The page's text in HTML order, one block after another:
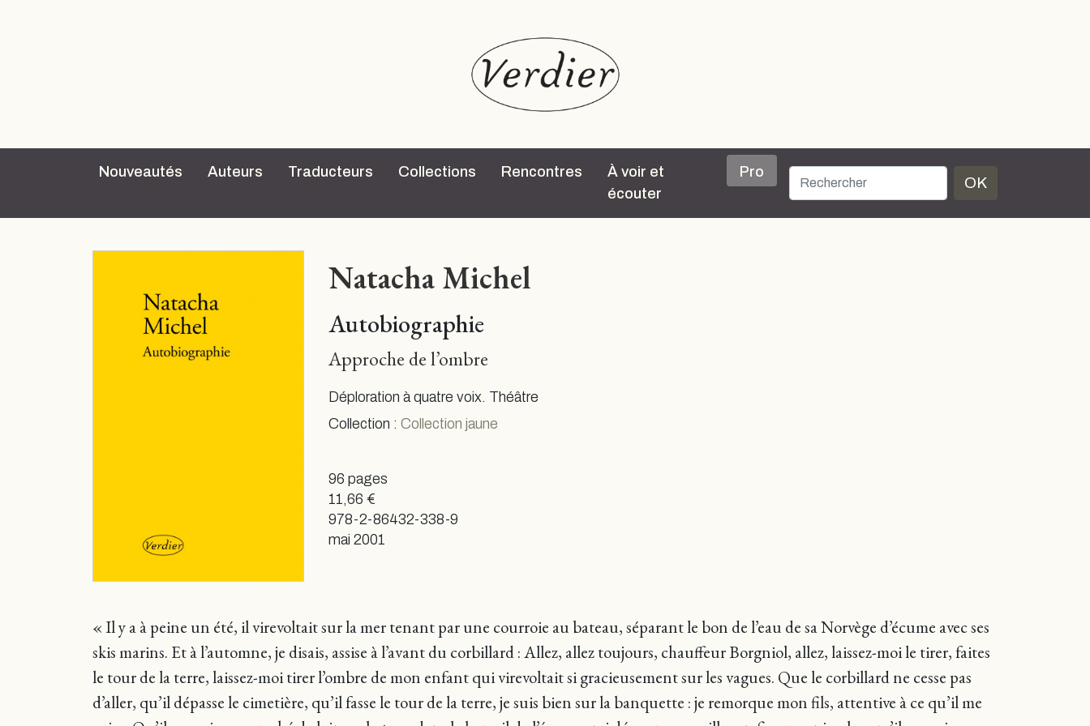
Nouveautés Auteurs Traducteurs Collections Rencontres
À voir et
écouter
Pro
OK
Natacha Michel
Autobiographie
Approche de l’ombre
Déploration à quatre voix. Théâtre
Collection : Collection jaune
96 pages
11,66 €
978-2-86432-338-9
mai 2001
« Il y a à peine un été, il virevoltait sur la mer tenant par une courroie au bateau, séparant le bon de l’eau de sa Norvège d’écume avec ses
skis marins. Et à l’automne, je disais, assise à l’avant du corbillard : Allez, allez toujours, chauffeur Borgniol, allez, laissez-moi le tirer, faites
le tour de la terre, laissez-moi tirer l’ombre de mon enfant qui virevoltait si gracieusement sur les vagues. Que le corbillard ne cesse pas
d’aller, qu’il dépasse le cimetière, qu’il fasse le tour de la terre, je suis bien sur la banquette : je remorque mon fils, attentive à ce qu’il me